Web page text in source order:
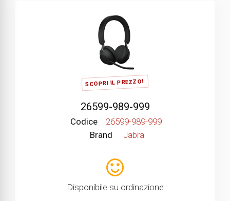
SCOPRI IL PREZZO!
26599-989-999
Codice
26599-989-999
Brand
Jabra
Disponibile su ordinazione